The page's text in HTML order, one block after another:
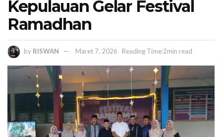
Kepulauan Gelar Festival
Ramadhan
by RISWAN Maret 7, 2026 Reading Time:2min read